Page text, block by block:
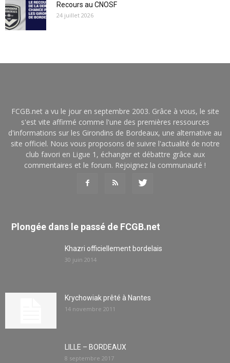
Recours au CNOSF
24 juillet 2026
FCGB.net a vu le jour en septembre 2003. Grâce à vous, le site
s'est vite affirmé comme l'une des premières ressources
d'informations sur les Girondins de Bordeaux, une alternative au
site officiel. Nous vous proposons de suivre l'actualité de notre
club favori en Ligue 1, échanger et débattre grâce aux
commentaires et le forum. Rejoignez la communauté !
Plongée dans le passé de FCGB.net
Khazri officiellement bordelais
30 juin 2014
Krychowiak prêté à Nantes
14 novembre 2011
LILLE – BORDEAUX
8 septembre 2017